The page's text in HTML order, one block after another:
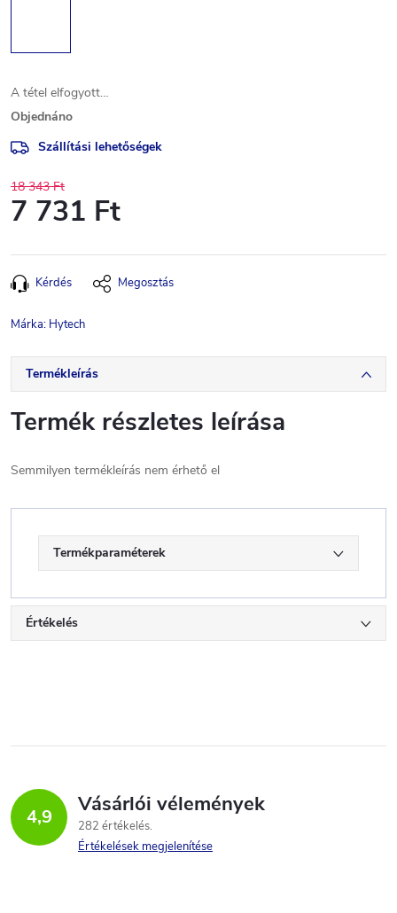
A tétel elfogyott…
Objednáno
Szállítási lehetőségek
18 343 Ft
7 731 Ft
Kérdés Megosztás
Márka: Hytech
Termékleírás
Termék részletes leírása
Semmilyen termékleírás nem érhető el
Termékparaméterek
Értékelés
4,9 Vásárlói vélemények
282 értékelés
Értékelések megjelenítése